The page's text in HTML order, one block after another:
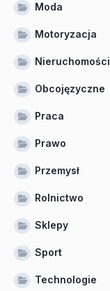
Moda
Motoryzacja
Nieruchomości
Obcojęzyczne
Praca
Prawo
Przemysł
Rolnictwo
Sklepy
Sport
Technologie